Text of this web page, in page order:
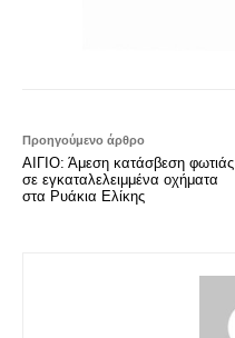
Προηγούμενο άρθρο
ΑΙΓΙΟ: Άμεση κατάσβεση φωτιάς
σε εγκαταλελειμμένα οχήματα
στα Ρυάκια Ελίκης